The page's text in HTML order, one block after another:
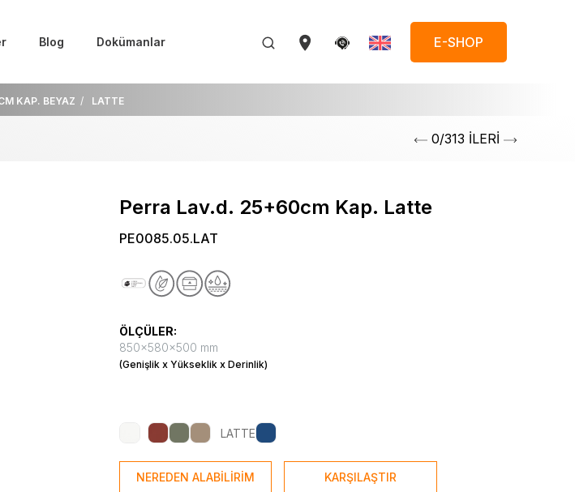
Blog Dokümanlar E-SHOP
KAP. BEYAZ LATTE
0/313 İLERİ
Perra Lav.d. 25+60cm Kap. Latte
PE0085.05.LAT
ÖLÇÜLER:
850x580x500 mm
(Genişlik x Yükseklik x Derinlik)
LATTE
NEREDEN ALABİLİRİM KARŞILAŞTIR